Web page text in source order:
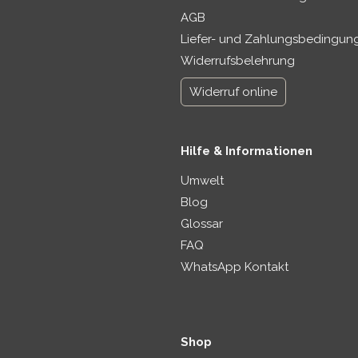
AGB
Liefer- und
Widerrufsbelehrung
Widerruf online
Hilfe & Informationen
Umwelt
Blog
Glossar
FAQ
WhatsApp Kontakt
Shop